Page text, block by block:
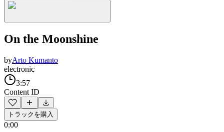
On the Moonshine
byArto Kumanto
electronic
3:57
Content ID
トラックを購入
0:00